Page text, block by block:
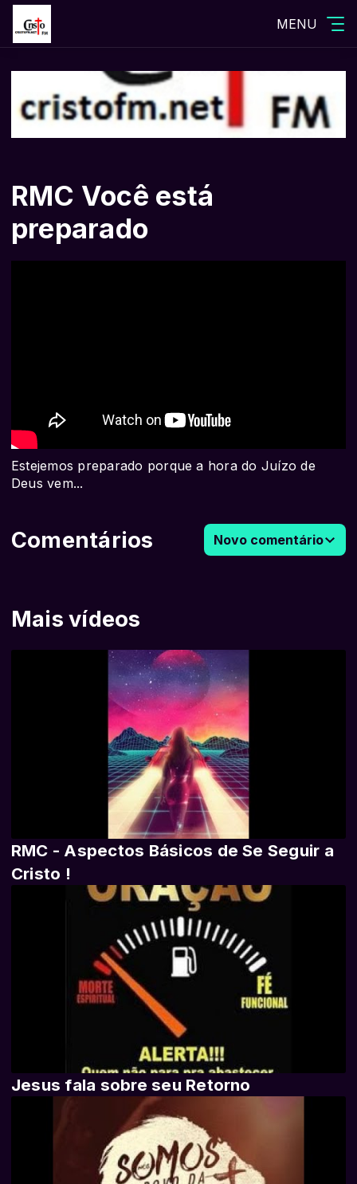
MENU
RMC Você está
preparado
Mais vídeos
RMC - Aspectos Básicos de Se Seguir a
Cristo !
Jesus fala sobre seu Retorno
Estejemos preparado porque a hora do Juízo de
Deus vem...
Comentários Novo comentário